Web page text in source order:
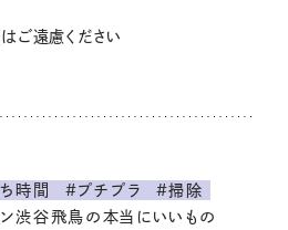
ご遠慮ください
時間 #プチプラ
#掃除
渋谷飛鳥の本当にいいもの